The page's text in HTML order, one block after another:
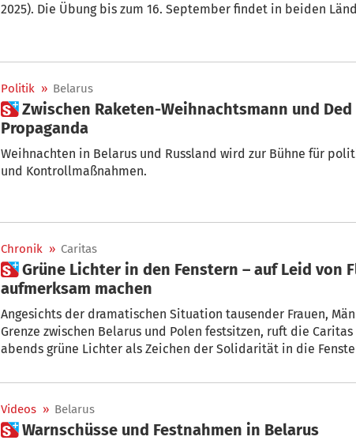
2025). Die Übung bis zum 16. September findet in beiden
Politik » Belarus
 Zwischen Raketen-Weihnachtsmann und Ded Moroz: Blüten der
Propaganda
Weihnachten in Belarus und Russland wird zur Bühne für politische Inszenierungen
und Kontrollmaßnahmen.
Chronik » Caritas
 Grüne Lichter in den Fenstern – auf Leid von Flüchtlingen
aufmerksam machen
Angesichts der dramatischen Situation tausender Frauen,
Grenze zwischen Belarus und Polen festsitzen, ruft die
abends grüne Lichter als Zeichen der Solidarität in die
Videos » Belarus
 Warnschüsse und Festnahmen in Belarus